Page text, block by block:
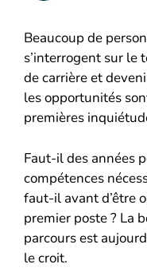
Beaucoup de
s’interrogent sur le
de carrière et
les opportunités
premières
Faut-il des années
compétences
faut-il avant d’être
premier poste ? La
parcours est
le croit.